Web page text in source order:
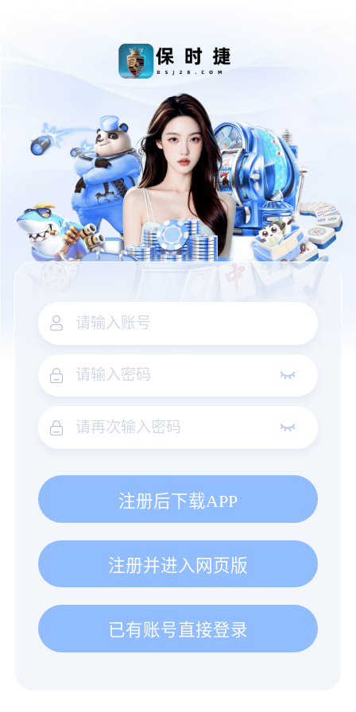
注册后下载APP
注册并进入网页版
已有账号直接登录